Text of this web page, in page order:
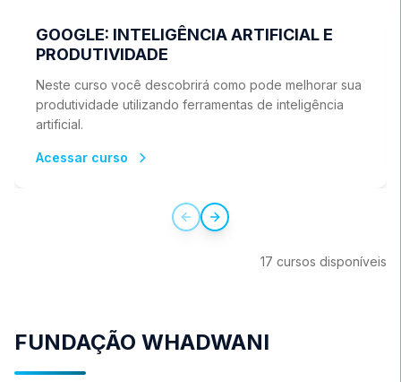
GOOGLE: INTELIGÊNCIA ARTIFICIAL E
PRODUTIVIDADE
Neste curso você descobrirá como pode melhorar sua
produtividade utilizando ferramentas de inteligência
artificial.
Acessar curso
Previous slide
Next slide
17 cursos disponíveis
FUNDAÇÃO WHADWANI